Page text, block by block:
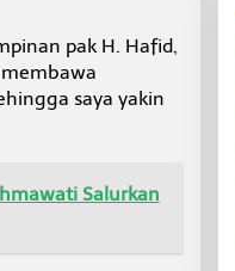
pak H. Hafid,
saya yakin
Salurkan